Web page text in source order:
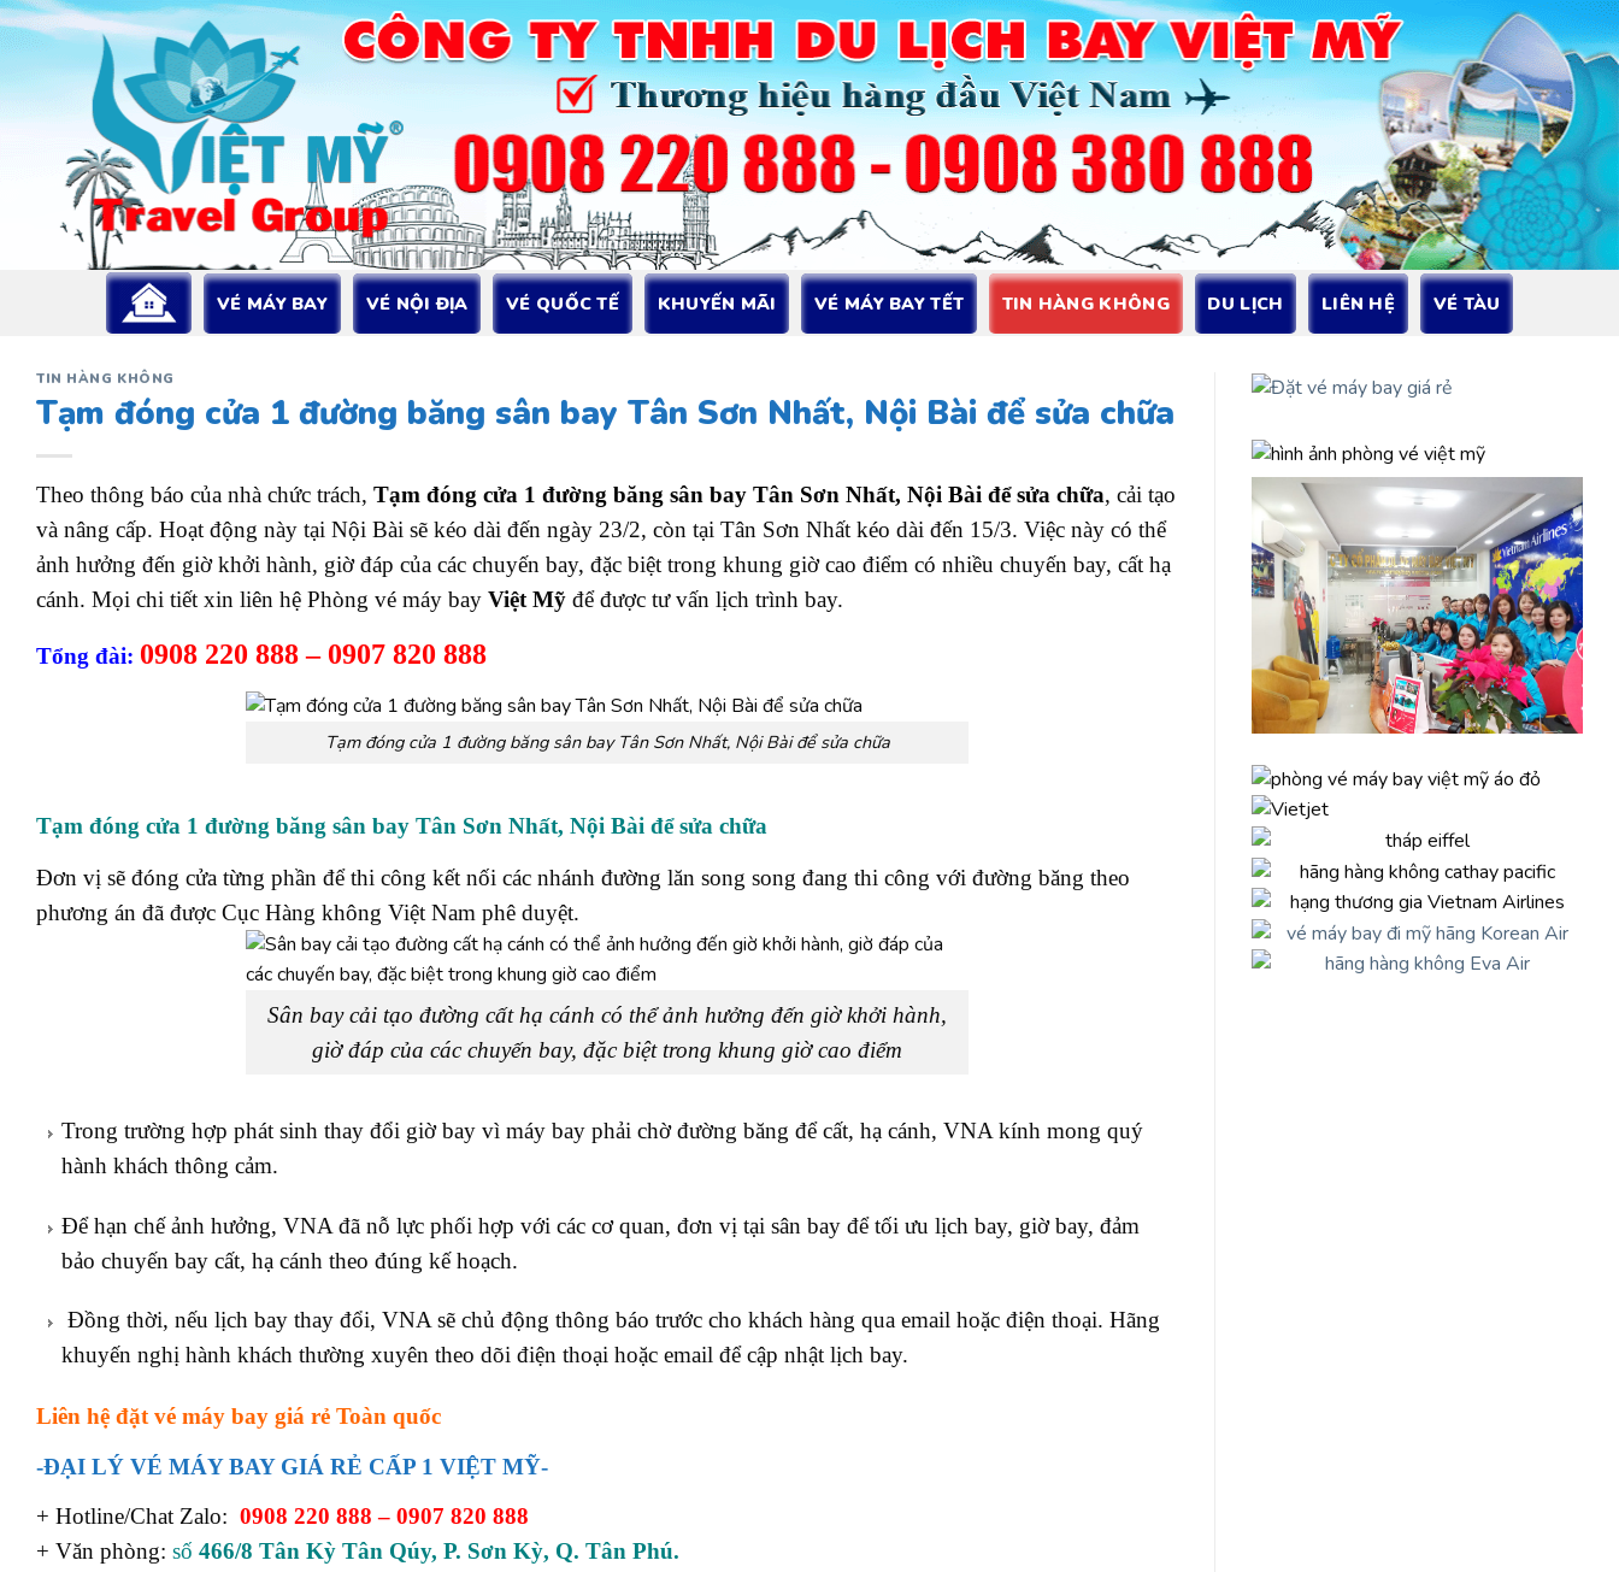
Bỏ
dung
VÉ MÁY BAY VÉ NỘI ĐỊA VÉ QUỐC TẾ KHUYẾN MÃI VÉ MÁY BAY TẾT TIN HÀNG KHÔNG DU LỊCH LIÊN HỆ VÉ TÀU
TIN HÀNG KHÔNG
Tạm đóng cửa 1 đường băng sân bay Tân Sơn Nhất, Nội Bài để sửa chữa
Theo thông báo của nhà chức trách, Tạm đóng cửa 1 đường băng sân bay Tân Sơn Nhất, Nội Bài để sửa chữa, cải tạo
và nâng cấp. Hoạt động này tại Nội Bài sẽ kéo dài đến ngày 23/2, còn tại Tân Sơn Nhất kéo dài đến 15/3. Việc này có thể
ảnh hưởng đến giờ khởi hành, giờ đáp của các chuyến bay, đặc biệt trong khung giờ cao điểm có nhiều chuyến bay, cất hạ
cánh. Mọi chi tiết xin liên hệ Phòng vé máy bay Việt Mỹ để được tư vấn lịch trình bay.
Tổng đài: 0908 220 888 – 0907 820 888
Tạm đóng cửa 1 đường băng sân bay Tân Sơn Nhất, Nội Bài để sửa chữa
Tạm đóng cửa 1 đường băng sân bay Tân Sơn Nhất, Nội Bài để sửa chữa
Đơn vị sẽ đóng cửa từng phần để thi công kết nối các nhánh đường lăn song song đang thi công với đường băng theo
phương án đã được Cục Hàng không Việt Nam phê duyệt.
Sân bay cải tạo đường cất hạ cánh có thể ảnh hưởng đến giờ khởi hành,
giờ đáp của các chuyến bay, đặc biệt trong khung giờ cao điểm
Trong trường hợp phát sinh thay đổi giờ bay vì máy bay phải chờ đường băng để cất, hạ cánh, VNA kính mong quý
hành khách thông cảm.
Để hạn chế ảnh hưởng, VNA đã nỗ lực phối hợp với các cơ quan, đơn vị tại sân bay để tối ưu lịch bay, giờ bay, đảm
bảo chuyến bay cất, hạ cánh theo đúng kế hoạch.
Đồng thời, nếu lịch bay thay đổi, VNA sẽ chủ động thông báo trước cho khách hàng qua email hoặc điện thoại. Hãng
khuyến nghị hành khách thường xuyên theo dõi điện thoại hoặc email để cập nhật lịch bay.
Liên hệ đặt vé máy bay giá rẻ Toàn quốc
-ĐẠI LÝ VÉ MÁY BAY GIÁ RẺ CẤP 1 VIỆT MỸ-
+ Hotline/Chat Zalo: 0908 220 888 – 0907 820 888
+ Văn phòng: số 466/8 Tân Kỳ Tân Qúy, P. Sơn Kỳ, Q. Tân Phú.